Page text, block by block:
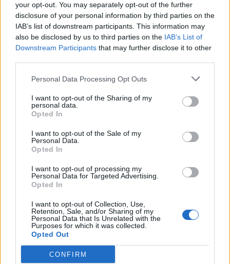
your opt-out. You may separately opt-out of the further
disclosure of your personal information by third parties on the
IAB’s list of downstream participants. This information may
also be disclosed by us to third parties on the IAB’s List of
Downstream Participants that may further disclose it to other
Personal Data Processing Opt Outs
I want to opt-out of the Sharing of my
personal data.
Opted In
I want to opt-out of the Sale of my
Personal Data.
Opted In
I want to opt-out of processing my
Personal Data for Targeted Advertising.
Opted In
I want to opt-out of Collection, Use,
Retention, Sale, and/or Sharing of my
Personal Data that Is Unrelated with the
Purposes for which it was collected.
Opted Out
CONFIRM
promouvoir des valeurs telles que le soutien, la
sécurité, l’intégrité, la communication et l’amour.